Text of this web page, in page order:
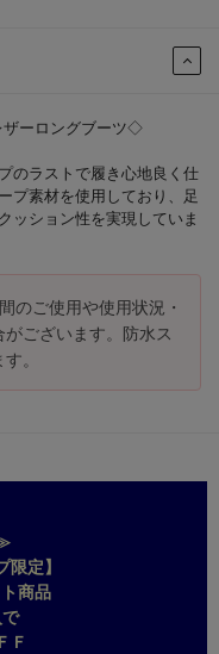
ーロングブーツ◇
のラストで履き心地良く仕
プ素材を使用しており、足
ッション性を実現していま
のご使用や使用状況・
ございます。防水ス
。
限定】
商品
Ｆ